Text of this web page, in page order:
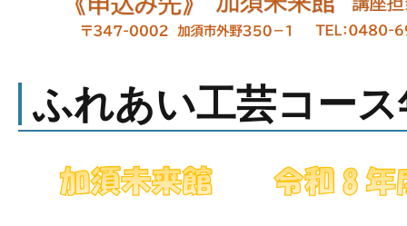
ふれあい工芸コー